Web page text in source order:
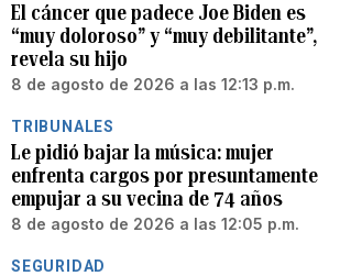
El cáncer que padece Joe Biden es
“muy doloroso” y “muy debilitante”,
revela su hijo
8 de agosto de 2026 a las 12:13 p.m.
TRIBUNALES
Le pidió bajar la música: mujer
enfrenta cargos por presuntamente
empujar a su vecina de 74 años
8 de agosto de 2026 a las 12:05 p.m.
SEGURIDAD